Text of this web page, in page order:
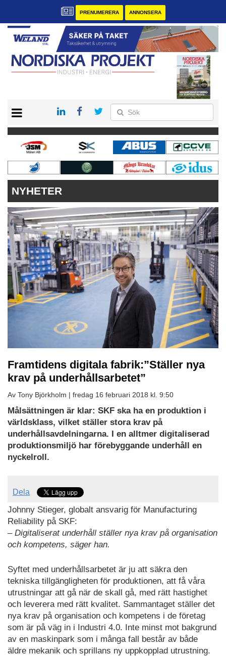
PRENUMERERA ANNONSERA
KONTAKT
VÅRA ANDRA MAGASIN
PRENUMERERA
ANNONSERA
NYHETER
Framtidens digitala fabrik:”Ställer nya
krav på underhållsarbetet”
Av Tony Björkholm | fredag 16 februari 2018 kl. 9:50
Målsättningen är klar: SKF ska ha en produktion i
världsklass, vilket ställer stora krav på
underhållsavdelningarna. I en alltmer digitaliserad
produktionsmiljö har förebyggande underhåll en
nyckelroll.
Dela
Johnny Stieger, globalt ansvarig för Manufacturing
Reliability på SKF:
– Digitaliserat underhåll ställer nya krav på organisation
och kompetens, säger han.
Syftet med underhållsarbetet är ju att säkra den
tekniska tillgängligheten för produktionen, att få våra
utrustningar att gå när de skall gå, med rätt hastighet
och leverera med rätt kvalitet. Sammantaget ställer det
nya krav på organisation och kompetens i de företag
som är på väg in i Industri 4.0. Inte minst mot bakgrund
av en maskinpark som i många fall består av både
äldre mekanik och sprillans ny uppkopplad utrustning.